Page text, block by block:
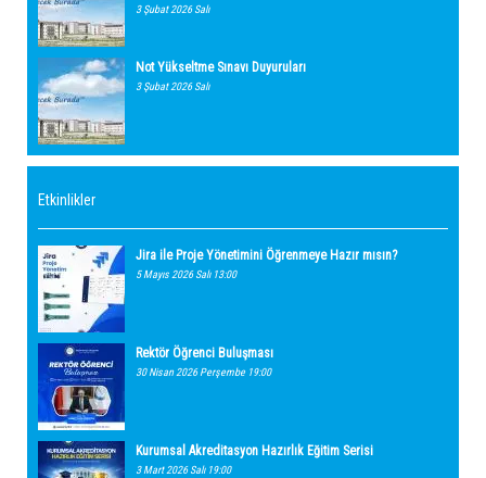
3 Şubat 2026 Salı
Not Yükseltme Sınavı Duyuruları
3 Şubat 2026 Salı
Etkinlikler
Jira ile Proje Yönetimini Öğrenmeye Hazır mısın?
5 Mayıs 2026 Salı 13:00
Rektör Öğrenci Buluşması
30 Nisan 2026 Perşembe 19:00
Kurumsal Akreditasyon Hazırlık Eğitim Serisi
3 Mart 2026 Salı 19:00